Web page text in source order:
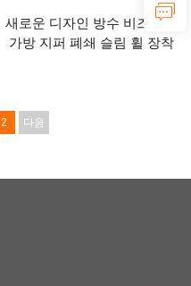
새로운 디자인 방수 비즈니스
가방 지퍼 폐쇄 슬림 휠 장착
2 다음